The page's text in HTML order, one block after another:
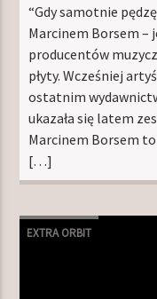
“Gdy samotnie
Marcinem Borsem –
producentów
płyty. Wcześniej
ostatnim
ukazała się latem
Marcinem Borsem
[…]
EXTRA ORBIT